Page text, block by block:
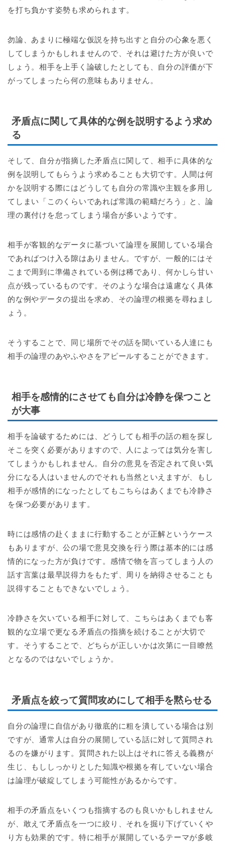
を打ち負かす姿勢も求められます。
勿論、あまりに極端な仮説を持ち出すと自分の心象を悪く
してしまうかもしれませんので、それは避けた方が良いで
しょう。相手を上手く論破したとしても、自分の評価が下
がってしまったら何の意味もありません。
矛盾点に関して具体的な例を説明するよう求め
る
そして、自分が指摘した矛盾点に関して、相手に具体的な
例を説明してもらうよう求めることも大切です。人間は何
かを説明する際にはどうしても自分の常識や主観を多用し
てしまい「このくらいであれば常識の範疇だろう」と、論
理の裏付けを怠ってしまう場合が多いようです。
相手が客観的なデータに基づいて論理を展開している場合
であればつけ入る隙はありません。ですが、一般的にはそ
こまで周到に準備されている例は稀であり、何かしら甘い
点が残っているものです。そのような場合は遠慮なく具体
的な例やデータの提出を求め、その論理の根拠を尋ねまし
ょう。
そうすることで、同じ場所でその話を聞いている人達にも
相手の論理のあやふやさをアピールすることができます。
相手を感情的にさせても自分は冷静を保つこと
が大事
相手を論破するためには、どうしても相手の話の粗を探し
そこを突く必要がありますので、人によっては気分を害し
てしまうかもしれません。自分の意見を否定されて良い気
分になる人はいませんのでそれも当然といえますが、もし
相手が感情的になったとしてもこちらはあくまでも冷静さ
を保つ必要があります。
時には感情の赴くままに行動することが正解というケース
もありますが、公の場で意見交換を行う際は基本的には感
情的になった方が負けです。感情で物を言ってしまう人の
話す言葉は最早説得力をもたず、周りを納得させることも
説得することもできないでしょう。
冷静さを欠いている相手に対して、こちらはあくまでも客
観的な立場で更なる矛盾点の指摘を続けることが大切で
す。そうすることで、どちらが正しいかは次第に一目瞭然
となるのではないでしょうか。
矛盾点を絞って質問攻めにして相手を黙らせる
自分の論理に自信があり徹底的に粗を潰している場合は別
ですが、通常人は自分の展開している話に対して質問され
るのを嫌がります。質問された以上はそれに答える義務が
生じ、もししっかりとした知識や根拠を有していない場合
は論理が破綻してしまう可能性があるからです。
相手の矛盾点をいくつも指摘するのも良いかもしれません
が、敢えて矛盾点を一つに絞り、それを掘り下げていくや
り方も効果的です。特に相手が展開しているテーマが多岐